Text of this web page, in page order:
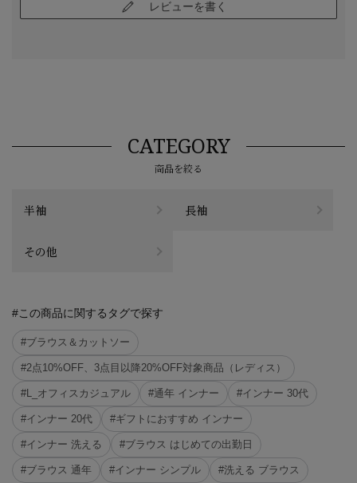
レビューを書く
CATEGORY
商品を絞る
半袖 長袖
その他
#この商品に関するタグで探す
#ブラウス＆カットソー
#2点10%OFF、3点目以降20%OFF対象商品（レディス）
#L_オフィスカジュアル #通年 インナー #インナー 30代
#インナー 20代 #ギフトにおすすめ インナー
#インナー 洗える #ブラウス はじめての出勤日
#ブラウス 通年 #インナー シンプル #洗える ブラウス